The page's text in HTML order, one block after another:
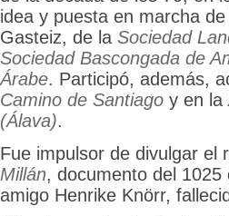
idea y puesta en marcha
Gasteiz, de la Sociedad
Sociedad Bascongada de
Árabe. Participó, además,
Camino de Santiago y en la
(Álava).
Fue impulsor de divulgar
Millán, documento del
amigo Henrike Knörr,